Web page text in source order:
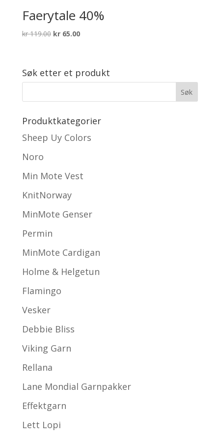
Faerytale 40%
kr119.00 Opprinnelig
kr65.00Nåværende
Søk etter et produkt
Produktkategorier
Sheep Uy Colors
Noro
Min Mote Vest
KnitNorway
MinMote Genser
Permin
MinMote Cardigan
Holme & Helgetun
Flamingo
Vesker
Debbie Bliss
Viking Garn
Rellana
Lane Mondial Garnpakker
Effektgarn
Lett Lopi